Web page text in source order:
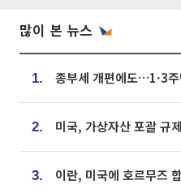
많이 본 뉴스
1.
2.
3.